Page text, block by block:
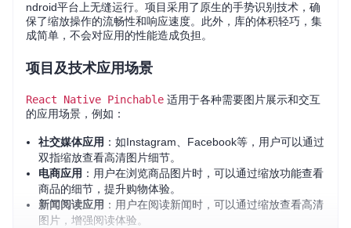
ndroid平台上无缝运行。项目采用了原生的手势识别技术，确
保了缩放操作的流畅性和响应速度。此外，库的体积轻巧，集
成简单，不会对应用的性能造成负担。
项目及技术应用场景
React Native Pinchable 适用于各种需要图片展示和交互
的应用场景，例如：
社交媒体应用 ：如Instagram、Facebook等，用户可以通过
双指缩放查看高清图片细节。
电商应用 ：用户在浏览商品图片时，可以通过缩放功能查看
商品的细节，提升购物体验。
新闻阅读应用 ：用户在阅读新闻时，可以通过缩放查看高清
图片，增强阅读体验。